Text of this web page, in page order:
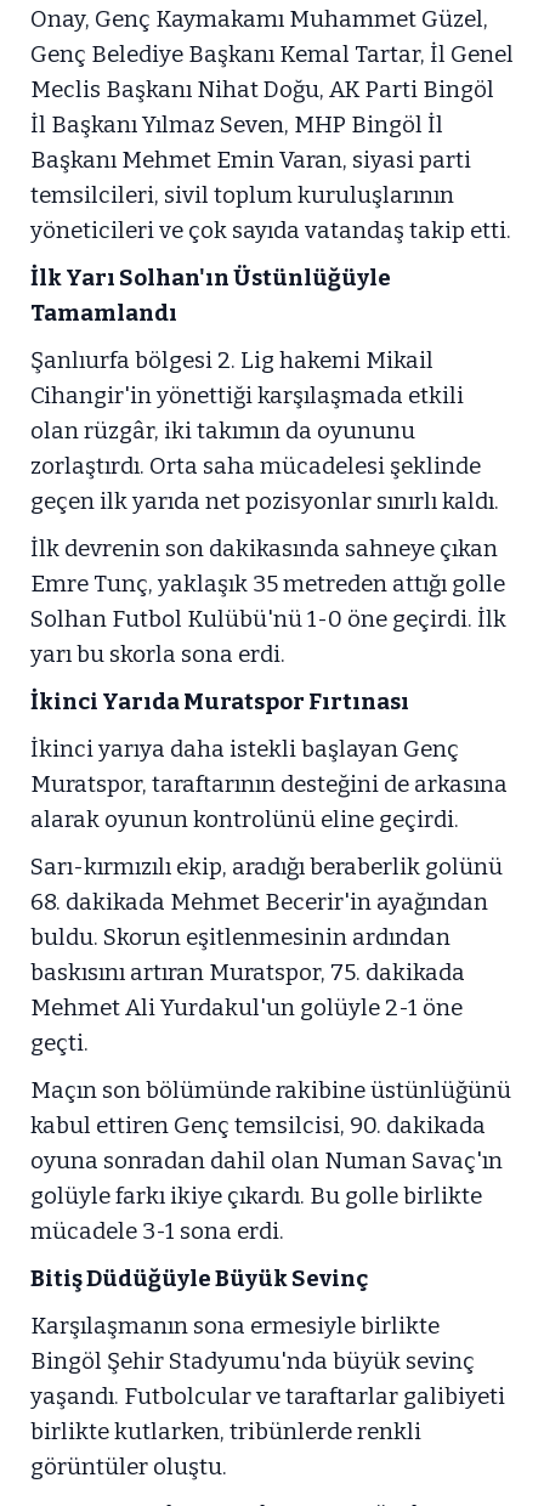
Onay, Genç Kaymakamı Muhammet Güzel,
Genç Belediye Başkanı Kemal Tartar, İl Genel
Meclis Başkanı Nihat Doğu, AK Parti Bingöl
İl Başkanı Yılmaz Seven, MHP Bingöl İl
Başkanı Mehmet Emin Varan, siyasi parti
temsilcileri, sivil toplum kuruluşlarının
yöneticileri ve çok sayıda vatandaş takip etti.
İlk Yarı Solhan'ın Üstünlüğüyle
Tamamlandı
Şanlıurfa bölgesi 2. Lig hakemi Mikail
Cihangir'in yönettiği karşılaşmada etkili
olan rüzgâr, iki takımın da oyununu
zorlaştırdı. Orta saha mücadelesi şeklinde
geçen ilk yarıda net pozisyonlar sınırlı kaldı.
İlk devrenin son dakikasında sahneye çıkan
Emre Tunç, yaklaşık 35 metreden attığı golle
Solhan Futbol Kulübü'nü 1-0 öne geçirdi. İlk
yarı bu skorla sona erdi.
İkinci Yarıda Muratspor Fırtınası
İkinci yarıya daha istekli başlayan Genç
Muratspor, taraftarının desteğini de arkasına
alarak oyunun kontrolünü eline geçirdi.
Sarı-kırmızılı ekip, aradığı beraberlik golünü
68. dakikada Mehmet Becerir'in ayağından
buldu. Skorun eşitlenmesinin ardından
baskısını artıran Muratspor, 75. dakikada
Mehmet Ali Yurdakul'un golüyle 2-1 öne
geçti.
Maçın son bölümünde rakibine üstünlüğünü
kabul ettiren Genç temsilcisi, 90. dakikada
oyuna sonradan dahil olan Numan Savaç'ın
golüyle farkı ikiye çıkardı. Bu golle birlikte
mücadele 3-1 sona erdi.
Bitiş Düdüğüyle Büyük Sevinç
Karşılaşmanın sona ermesiyle birlikte
Bingöl Şehir Stadyumu'nda büyük sevinç
yaşandı. Futbolcular ve taraftarlar galibiyeti
birlikte kutlarken, tribünlerde renkli
görüntüler oluştu.